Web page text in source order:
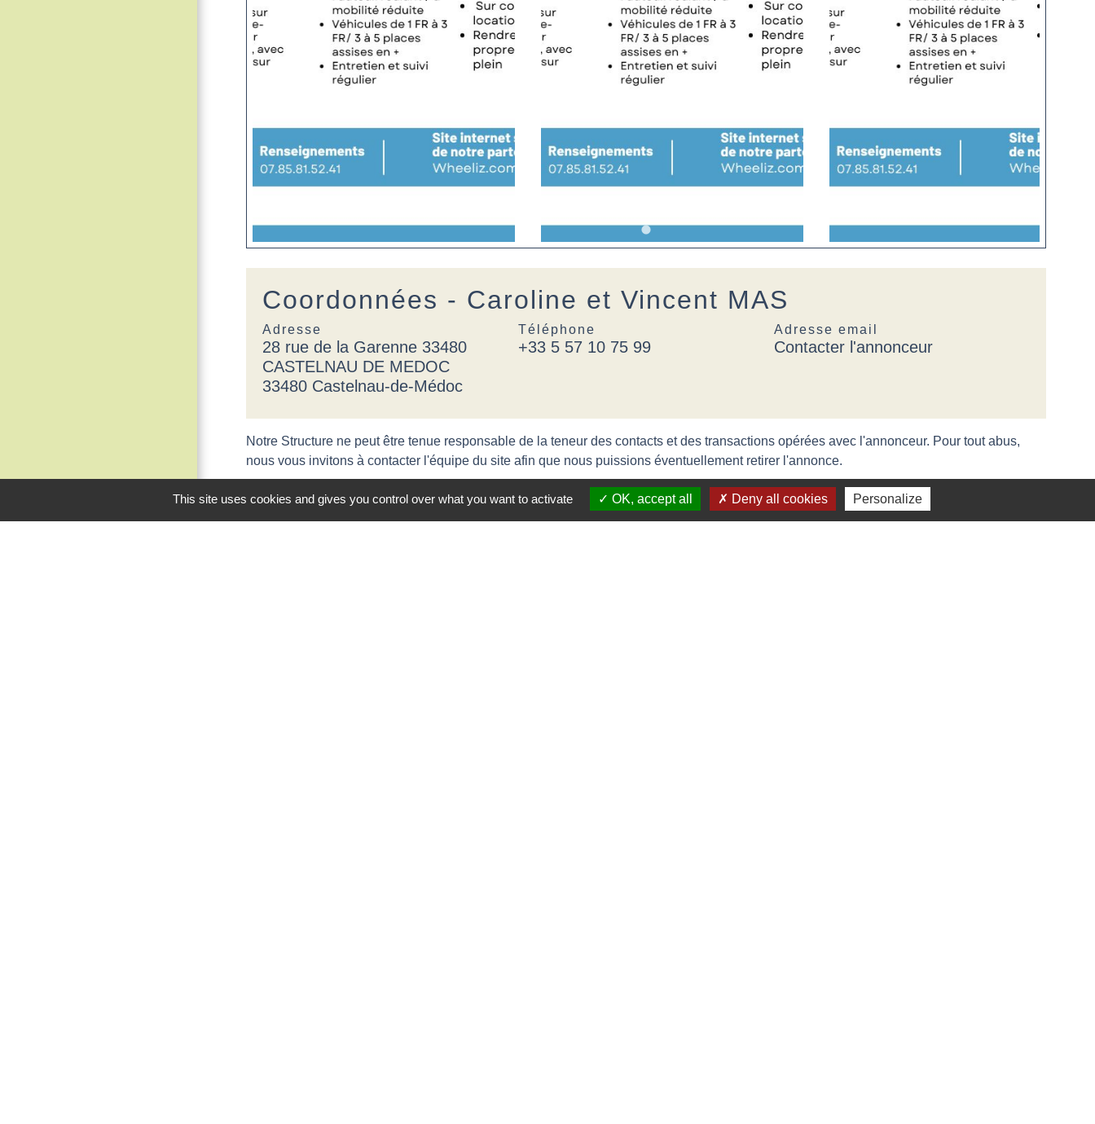
Coordonnées - Caroline et Vincent MAS
Adresse
28 rue de la Garenne 33480
CASTELNAU DE MEDOC
33480 Castelnau-de-Médoc
Téléphone
+33 5 57 10 75 99
Adresse email
Contacter l'annonceur
Notre Structure ne peut être tenue responsable de la teneur des contacts et des transactions opérées avec l'annonceur. Pour tout abus,
nous vous invitons à contacter l'équipe du site afin que nous puissions éventuellement retirer l'annonce.
This site uses cookies and gives you control over what you want to activate OK, accept all Deny all cookies Personalize